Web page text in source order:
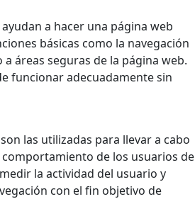
a hacer una página web
básicas como la navegación
a áreas seguras de la página web.
funcionar adecuadamente sin
las utilizadas para llevar a cabo
de los usuarios de
la actividad del usuario y
con el fin objetivo de